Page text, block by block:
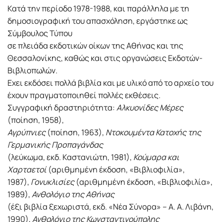
Κατά την περίοδο 1978-1988, και παράλληλα με τη
δημοσιογραφική του απασχόληση, εργάστηκε ως
Σύμβουλος Τύπου
σε πλειάδα εκδοτικών οίκων της Αθήνας και της
Θεσσαλονίκης, καθώς και στις οργανώσεις Εκδοτών-
Βιβλιοπωλών.
Εχει εκδόσει πολλά βιβλία και με υλικό από το αρχείο του
έχουν πραγματοποιηθεί πολλές εκθέσεις.
Συγγραφική δραστηριότητα:Αλκυονίδες Μέρες
(ποίηση, 1958),
Αγρύπνιες(ποίηση, 1963), Nτοκουμέντα Κατοχής της
Γερμανικής Προπαγάνδας
(λεύκωμα, εκδ. Καστανιώτη, 1981), Κούμαρα και
Χαρταετοί(αριθμημένη έκδοση, «Βιβλιοφιλία»,
1987), Γονυκλισίες(αριθμημένη έκδοση, «Βιβλιοφιλία»,
1989),Ανθολόγιο της Αθήνας
(έξι βιβλία ξεχωριστά, εκδ. «Νέα Σύνορα» – Α. Α. Λιβάνη,
1990),Ανθολόγιο της Κωνσταντινούπολης